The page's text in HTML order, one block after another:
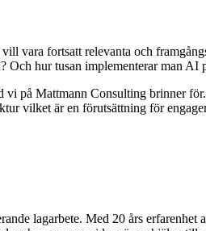
vara fortsatt relevanta och
Och hur tusan implementerar man AI
på Mattmann Consulting brinner
vilket är en förutsättning för
lagarbete. Med 20 års